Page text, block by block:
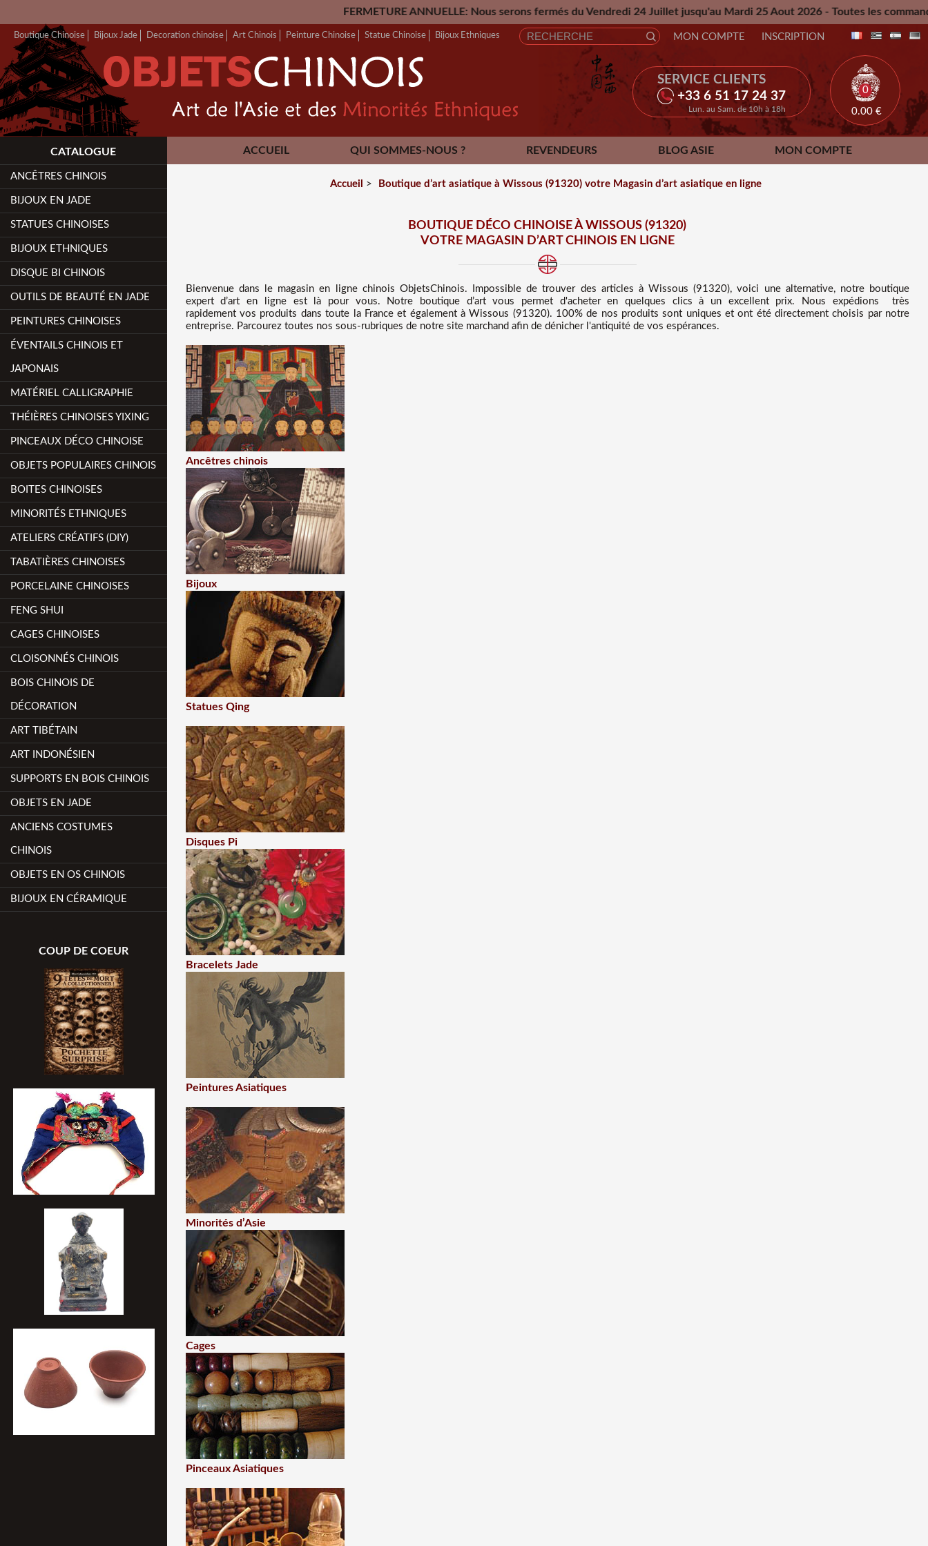
FERMETURE ANNUELLE: Nous serons fermés du Vendredi 24 Juillet jusqu'au Mardi 25 Aout 2026 - Toutes les commandes passées
Boutique Chinoise Bijoux Jade Decoration chinoise Art Chinois Peinture Chinoise Statue Chinoise Bijoux Ethniques
SERVICE CLIENTS
+33 6 51 17 24 37
Lun. au Sam. de 10h à 18h
MON COMPTE INSCRIPTION
0
0.00 €
ACCUEIL QUI SOMMES-NOUS ? REVENDEURS BLOG ASIE MON COMPTE
CONTACT
CATALOGUE
ANCÊTRES CHINOIS
BIJOUX EN JADE
STATUES CHINOISES
BIJOUX ETHNIQUES
DISQUE BI CHINOIS
OUTILS DE BEAUTÉ EN JADE
PEINTURES CHINOISES
ÉVENTAILS CHINOIS ET
JAPONAIS
MATÉRIEL CALLIGRAPHIE
THÉIÈRES CHINOISES YIXING
PINCEAUX DÉCO CHINOISE
OBJETS POPULAIRES CHINOIS
BOITES CHINOISES
MINORITÉS ETHNIQUES
ATELIERS CRÉATIFS (DIY)
TABATIÈRES CHINOISES
PORCELAINE CHINOISES
FENG SHUI
CAGES CHINOISES
CLOISONNÉS CHINOIS
BOIS CHINOIS DE
DÉCORATION
ART TIBÉTAIN
ART INDONÉSIEN
SUPPORTS EN BOIS CHINOIS
OBJETS EN JADE
ANCIENS COSTUMES
CHINOIS
OBJETS EN OS CHINOIS
BIJOUX EN CÉRAMIQUE
COUP DE COEUR
Accueil > Boutique d’art asiatique à Wissous (91320) votre Magasin d’art asiatique en ligne
BOUTIQUE DÉCO CHINOISE À WISSOUS (91320)
VOTRE MAGASIN D’ART CHINOIS EN LIGNE
Bienvenue dans le magasin en ligne chinois ObjetsChinois. Impossible de trouver des articles à Wissous (91320), voici une alternative, notre boutique
expert d’art en ligne est là pour vous. Notre boutique d’art vous permet d'acheter en quelques clics à un excellent prix. Nous expédions très
rapidement vos produits dans toute la France et également à Wissous (91320). 100% de nos produits sont uniques et ont été directement choisis par notre
entreprise. Parcourez toutes nos sous-rubriques de notre site marchand afin de dénicher l'antiquité de vos espérances.
Ancêtres chinois
Bijoux
Statues Qing
Disques Pi
Bracelets Jade
Peintures Asiatiques
Minorités d’Asie
Cages
Pinceaux Asiatiques